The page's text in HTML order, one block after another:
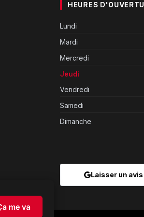
me va
HEURES
Lundi
Mardi
Mercredi
Jeudi
Vendredi
Samedi
Dimanche
Laisser un avis